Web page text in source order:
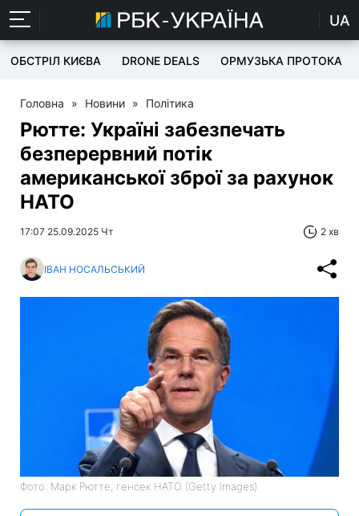
UA
ОБСТРІЛ КИЄВА DRONE DEALS ОРМУЗЬКА ПРОТОКА
Головна » Новини » Політика
Рютте: Україні забезпечать
безперервний потік
американської зброї за рахунок
НАТО
17:07 25.09.2025 Чт 2 хв
ІВАН НОСАЛЬСЬКИЙ
Фото: Марк Рютте, генсек НАТО (Getty Images)